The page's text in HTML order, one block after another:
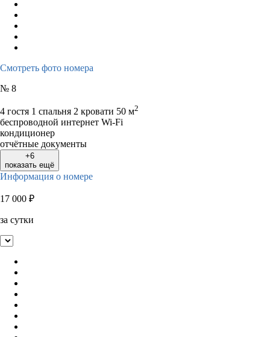
Смотреть фото номера
№ 8
4 гостя 1 спальня 2 кровати 50 м2
беспроводной интернет Wi-Fi
кондиционер
отчётные документы
+6
показать ещё
Информация о номере
17 000 ₽
за сутки